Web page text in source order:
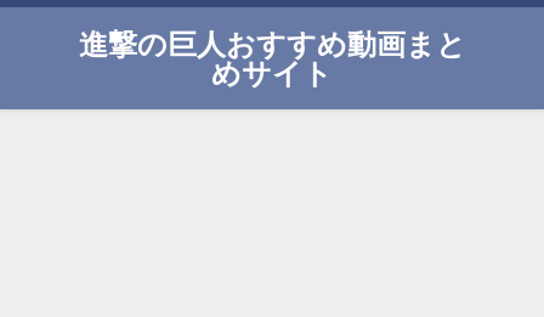
進撃の巨人おすすめ動画まと
めサイト